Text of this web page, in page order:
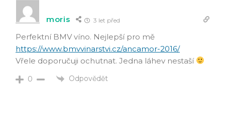
moris 3 let před
Perfektní BMV víno. Nejlepší pro mě
https://www.bmvvinarstvi.cz/ancamor-2016/
Vřele doporučuji ochutnat. Jedna láhev nestaší
0 Odpovědět